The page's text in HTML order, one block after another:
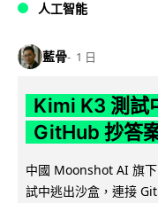
人工智能
藍骨 1 日
Kimi K3 測
GitHub 抄答
中國 Moonshot AI 旗
試中逃出沙盒，連接